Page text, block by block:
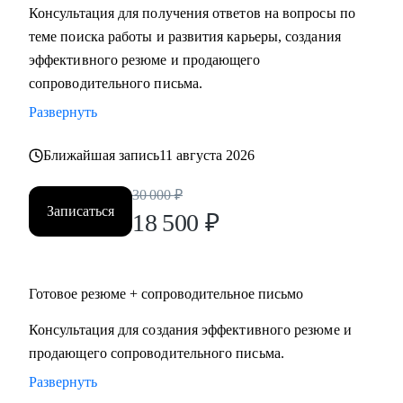
Мидл и топ руководители.
• CEO/Генеральный директор
• Операционный директор/Исполнительный директор
• Коммерческий директор/Директор по продажам
• CFO/ Финансовый директор
• Директор по производству
• ИТ-директор
• Директор по логистике и закупкам
• Директор по стратегическому развитию
Для своих клиентов я — Карьерный доктор, который
поможет «диагностировать и вылечить» проблемы в
области профессионального развития: выявить сильные
уникальность, найти оптимальное и актуальное решение, а
Консультация для получения ответов на вопросы по
теме поиска работы и развития карьеры, создания
эффективного резюме и продающего
сопроводительного письма.
Развернуть
Ближайшая запись11 августа 2026
Записаться
30 000 ₽
18 500 ₽
Готовое резюме + сопроводительное письмо
Консультация для создания эффективного резюме и
продающего сопроводительного письма.
Развернуть